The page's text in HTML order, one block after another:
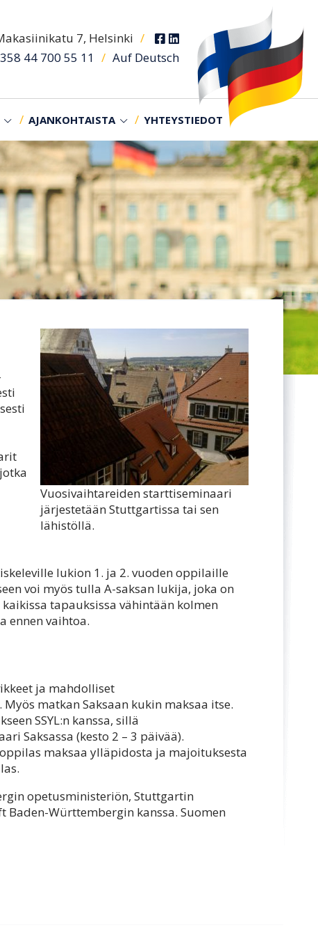
7, Helsinki /
44 700 55 11 / Auf Deutsch
AJANKOHTAISTA YHTEYSTIEDOT
Vuosivaihtareiden starttiseminaari
järjestetään Stuttgartissa tai sen
lähistöllä.
lukion 1. ja 2. vuoden oppilaille
voi myös tulla A-saksan lukija, joka on
tapauksissa vähintään kolmen
ennen vaihtoa.
ja mahdolliset
matkan Saksaan kukin maksaa itse.
SSYL:n kanssa, sillä
Saksassa (kesto 2 – 3 päivää).
maksaa ylläpidosta ja majoituksesta
opetusministeriön, Stuttgartin
Baden-Württembergin kanssa. Suomen